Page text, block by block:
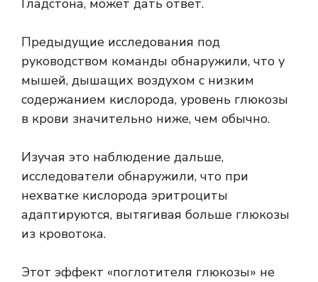
Гладстона, может дать ответ.
Предыдущие исследования под
руководством команды обнаружили, что у
мышей, дышащих воздухом с низким
содержанием кислорода, уровень глюкозы
в крови значительно ниже, чем обычно.
Изучая это наблюдение дальше,
исследователи обнаружили, что при
нехватке кислорода эритроциты
адаптируются, вытягивая больше глюкозы
из кровотока.
Этот эффект «поглотителя глюкозы» не